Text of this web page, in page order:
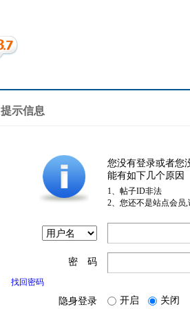
提示信息
您没有登录或者您
能有如下几个原因
1、帖子ID非法
2、您还不是站点会员
密 码
找回密码
隐身登录 开启 关闭